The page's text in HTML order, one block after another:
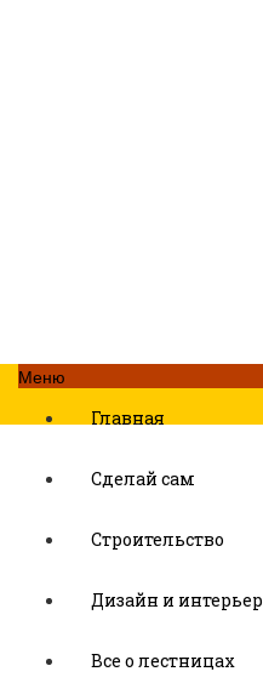
Меню
Главная
Сделай сам
Строительство
Дизайн и интерьер
Все о лестницах